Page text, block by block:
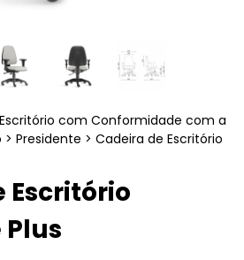
com Conformidade com a
> Presidente > Cadeira de Escritório
Escritório